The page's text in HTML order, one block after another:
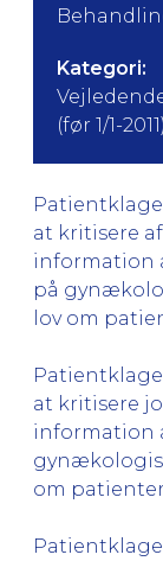
Kategori:
(før 1/1-2011)
at kritisere
information
på
lov om
at kritisere
information
om